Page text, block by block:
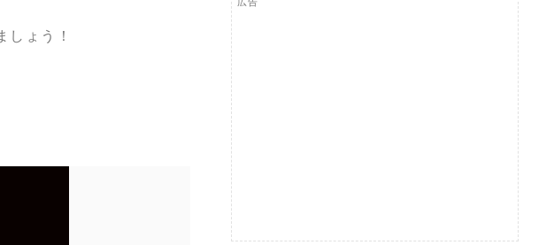
ょう！
https://www.facebook.com/pg/Blancpain